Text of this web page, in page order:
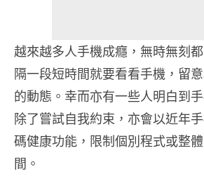
越來越多人手機成癮，無時無刻
隔一段短時間就要看看手機，留
的動態。幸而亦有一些人明白到
除了嘗試自我約束，亦會以近年
碼健康功能，限制個別程式或整
間。